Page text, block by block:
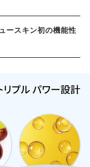
ースキン初の機能性